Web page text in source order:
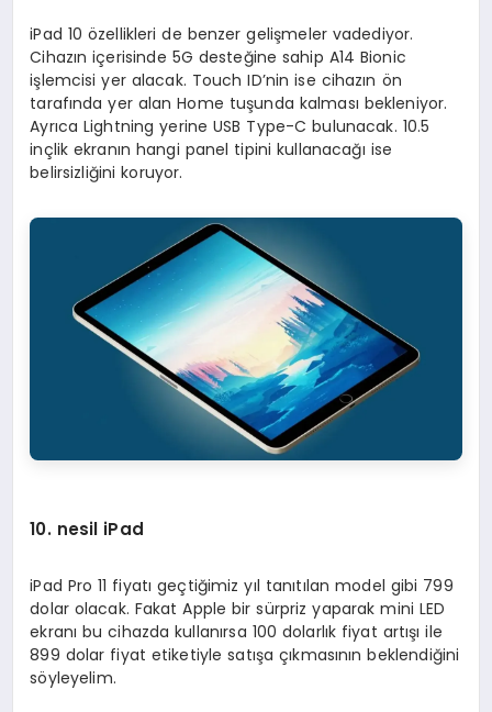
iPad 10 özellikleri de benzer gelişmeler vadediyor.
Cihazın içerisinde 5G desteğine sahip A14 Bionic
işlemcisi yer alacak. Touch ID’nin ise cihazın ön
tarafında yer alan Home tuşunda kalması bekleniyor.
Ayrıca Lightning yerine USB Type-C bulunacak. 10.5
inçlik ekranın hangi panel tipini kullanacağı ise
belirsizliğini koruyor.
10. nesil iPad
iPad Pro 11 fiyatı geçtiğimiz yıl tanıtılan model gibi 799
dolar olacak. Fakat Apple bir sürpriz yaparak mini LED
ekranı bu cihazda kullanırsa 100 dolarlık fiyat artışı ile
899 dolar fiyat etiketiyle satışa çıkmasının beklendiğini
söyleyelim.